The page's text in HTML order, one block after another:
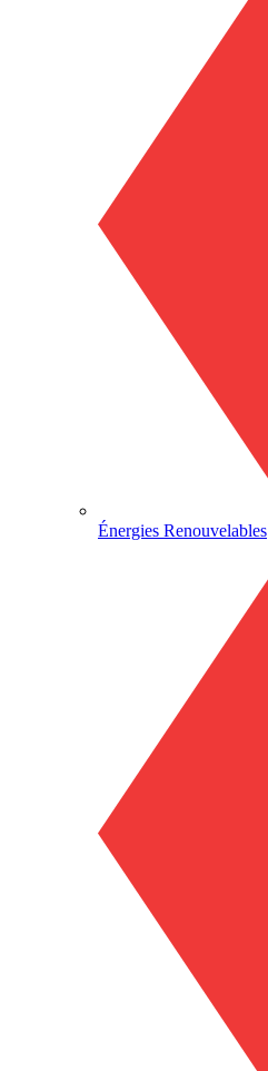
Énergies Renouvelables